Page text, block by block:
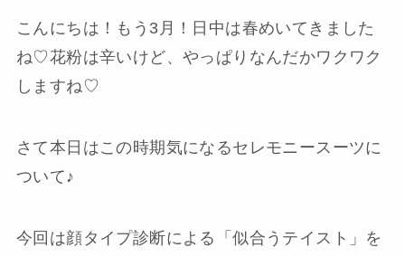
こんにちは！もう3月！日中は春めいてきました
ね♡花粉は辛いけど、やっぱりなんだかワクワク
しますね♡
さて本日はこの時期気になるセレモニースーツに
ついて♪
今回は顔タイプ診断による「似合うテイスト」を